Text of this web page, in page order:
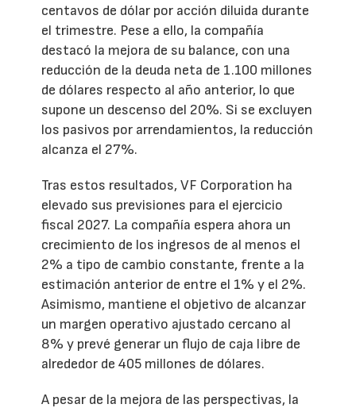
centavos de dólar por acción diluida durante
el trimestre. Pese a ello, la compañía
destacó la mejora de su balance, con una
reducción de la deuda neta de 1.100 millones
de dólares respecto al año anterior, lo que
supone un descenso del 20%. Si se excluyen
los pasivos por arrendamientos, la reducción
alcanza el 27%.
Tras estos resultados, VF Corporation ha
elevado sus previsiones para el ejercicio
fiscal 2027. La compañía espera ahora un
crecimiento de los ingresos de al menos el
2% a tipo de cambio constante, frente a la
estimación anterior de entre el 1% y el 2%.
Asimismo, mantiene el objetivo de alcanzar
un margen operativo ajustado cercano al
8% y prevé generar un flujo de caja libre de
alrededor de 405 millones de dólares.
A pesar de la mejora de las perspectivas, la